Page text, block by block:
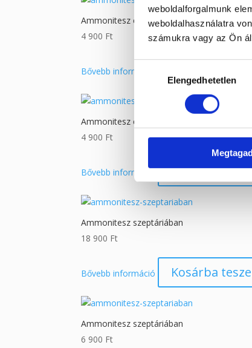
weboldalforgalmunk
weboldalhasználatra
számukra vagy az Ön
kiválasztásaElengedhetetlen
Ammonitesz csiga
4 900 Ft
Bővebb információ
Ammonitesz csiga
4 900 Ft
Bővebb információ Kosárba
Ammonitesz szeptáriában
18 900 Ft
Bővebb információ Kosárba
Ammonitesz szeptáriában
6 900 Ft